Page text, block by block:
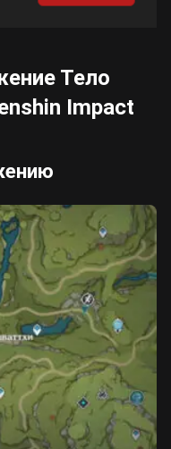
Тело
Impact